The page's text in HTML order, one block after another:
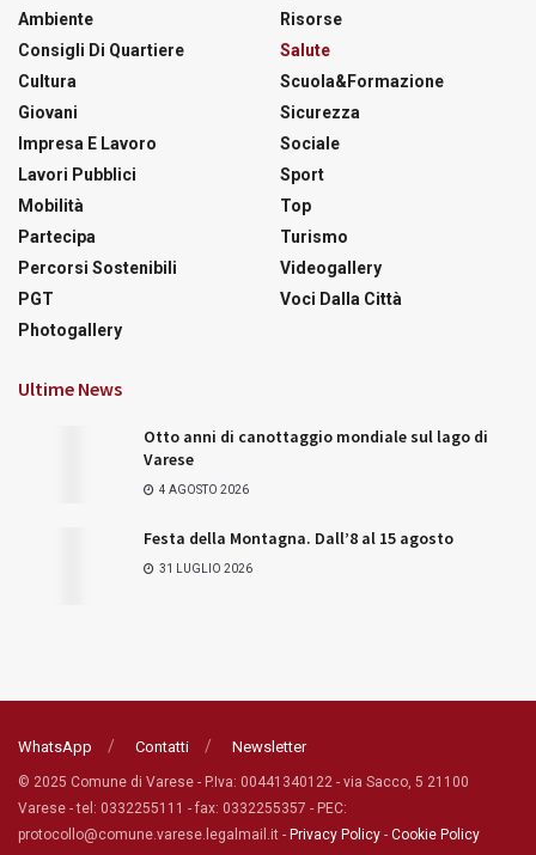
Ambiente
Consigli Di Quartiere
Cultura
Giovani
Impresa E Lavoro
Lavori Pubblici
Mobilità
Partecipa
Percorsi Sostenibili
PGT
Photogallery
Risorse
Salute
Scuola&Formazione
Sicurezza
Sociale
Sport
Top
Turismo
Videogallery
Voci Dalla Città
Ultime News
Otto anni di canottaggio mondiale sul lago di
Varese
4 AGOSTO 2026
Festa della Montagna. Dall’8 al 15 agosto
31 LUGLIO 2026
WhatsApp Contatti Newsletter
© 2025 Comune di Varese - P.Iva: 00441340122 - via Sacco, 5 21100
Varese - tel: 0332255111 - fax: 0332255357 - PEC:
protocollo@comune.varese.legalmail.it - Privacy Policy - Cookie Policy